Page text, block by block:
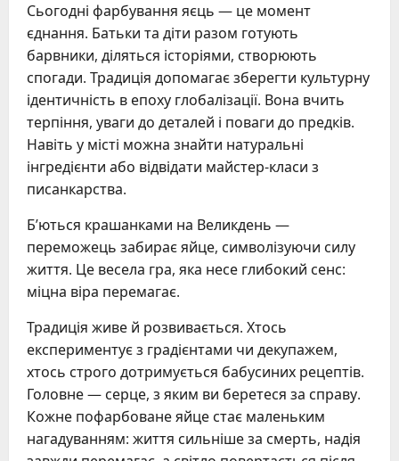
Сьогодні фарбування яєць — це момент
єднання. Батьки та діти разом готують
барвники, діляться історіями, створюють
спогади. Традиція допомагає зберегти культурну
ідентичність в епоху глобалізації. Вона вчить
терпіння, уваги до деталей і поваги до предків.
Навіть у місті можна знайти натуральні
інгредієнти або відвідати майстер-класи з
писанкарства.
Б’ються крашанками на Великдень —
переможець забирає яйце, символізуючи силу
життя. Це весела гра, яка несе глибокий сенс:
міцна віра перемагає.
Традиція живе й розвивається. Хтось
експериментує з градієнтами чи декупажем,
хтось строго дотримується бабусиних рецептів.
Головне — серце, з яким ви беретеся за справу.
Кожне пофарбоване яйце стає маленьким
нагадуванням: життя сильніше за смерть, надія